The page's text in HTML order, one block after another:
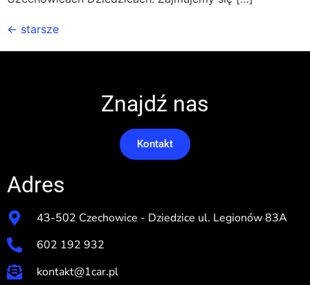
← starsze
Znajdź nas
Kontakt
Adres
43-502 Czechowice - Dziedzice ul. Legionów 83A
602 192 932
kontakt@1car.pl